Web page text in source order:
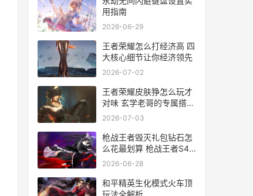
用指南
2026-06-29
王者荣耀怎么打经济高 四
大核心细节让你经济领先
2026-07-02
王者荣耀皮肤狰怎么玩才
对味 玄学老哥的专属搭配
心得
2026-07-03
枪战王者毁灭礼包钻石怎
么花最划算 枪战王者S44
新手必看攻略
2026-06-28
和平精英生化模式火车顶
玩法全解析